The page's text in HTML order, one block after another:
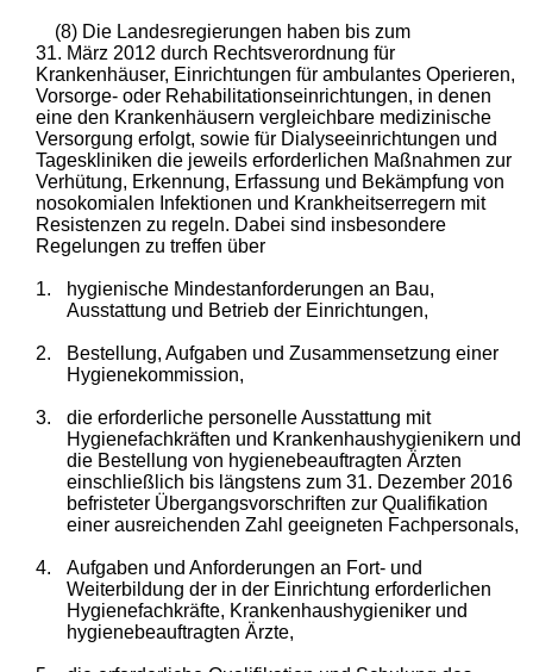
(8) Die Landesregierungen haben bis zum
31. März 2012 durch Rechtsverordnung für
Krankenhäuser, Einrichtungen für ambulantes Operieren,
Vorsorge- oder Rehabilitationseinrichtungen, in denen
eine den Krankenhäusern vergleichbare medizinische
Versorgung erfolgt, sowie für Dialyseeinrichtungen und
Tageskliniken die jeweils erforderlichen Maßnahmen zur
Verhütung, Erkennung, Erfassung und Bekämpfung von
nosokomialen Infektionen und Krankheitserregern mit
Resistenzen zu regeln. Dabei sind insbesondere
Regelungen zu treffen über
1.
hygienische Mindestanforderungen an Bau,
Ausstattung und Betrieb der Einrichtungen,
2.
Bestellung, Aufgaben und Zusammensetzung einer
Hygienekommission,
3.
die erforderliche personelle Ausstattung mit
Hygienefachkräften und Krankenhaushygienikern und
die Bestellung von hygienebeauftragten Ärzten
einschließlich bis längstens zum 31. Dezember 2016
befristeter Übergangsvorschriften zur Qualifikation
einer ausreichenden Zahl geeigneten Fachpersonals,
4.
Aufgaben und Anforderungen an Fort- und
Weiterbildung der in der Einrichtung erforderlichen
Hygienefachkräfte, Krankenhaushygieniker und
hygienebeauftragten Ärzte,